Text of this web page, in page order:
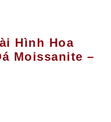
Hình Hoa
Moissanite –